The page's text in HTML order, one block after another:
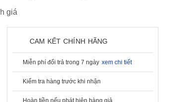
giá
CAM KẾT CHÍNH HÃNG
Miễn phí đổi trả trong 7 ngày xem chi tiết
Kiểm tra hàng trước khi nhận
Hoàn tiền nếu phát hiện hàng giả